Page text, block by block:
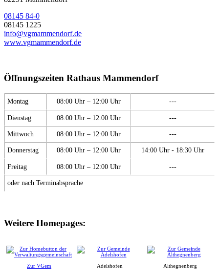
08145 84-0
08145 1225
info@vgmammendorf.de
www.vgmammendorf.de
Öffnungszeiten Rathaus Mammendorf
Montag 08:00 Uhr – 12:00 Uhr ---
Dienstag 08:00 Uhr – 12:00 Uhr ---
Mittwoch 08:00 Uhr – 12:00 Uhr ---
Donnerstag 08:00 Uhr – 12:00 Uhr 14:00 Uhr - 18:30 Uhr
Freitag 08:00 Uhr – 12:00 Uhr ---
oder nach Terminabsprache
Weitere Homepages:
Zur VGem Adelshofen Althegnenberg